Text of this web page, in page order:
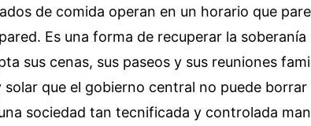
de comida operan en un horario que
Es una forma de recuperar la
sus cenas, sus paseos y sus reuniones
solar que el gobierno central no puede
sociedad tan tecnificada y controlada